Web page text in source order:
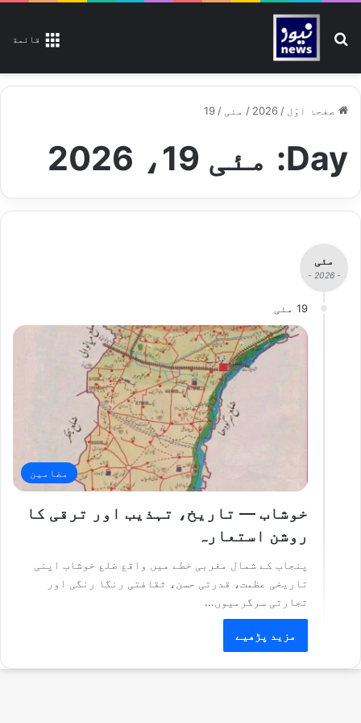
قائمة تلاش کیجیے
صفحۂ اوّل /
2026
/ مئی /
19
Day: مئی 19، 2026
مئی
- 2026 -
19 مئی
مضامین
خوشاب — تاریخ، تہذیب اور ترقی کا
روشن استعارہ
پنجاب کے شمال مغربی خطے میں واقع ضلع خوشاب اپنی
تاریخی عظمت، قدرتی حسن، ثقافتی رنگا رنگی اور
تجارتی سرگرمیوں…
مزید پڑھیے